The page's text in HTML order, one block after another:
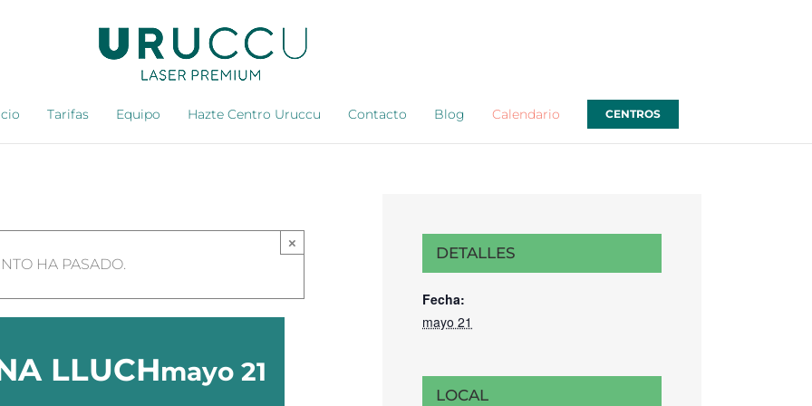
Tarifas Equipo Hazte Centro Uruccu Contacto Blog Calendario CENTROS
×
HA PASADO.
LLUCHmayo 21
DETALLES
Fecha:
mayo 21
LOCAL